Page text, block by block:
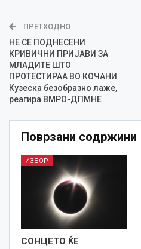
ПРЕТХОДНО
НЕ СЕ ПОДНЕСЕНИ
КРИВИЧНИ ПРИЈАВИ ЗА
МЛАДИТЕ ШТО
ПРОТЕСТИРАА ВО КОЧАНИ
Кузеска безобразно лаже,
реагира ВМРО-ДПМНЕ
Поврзани содржини
ИЗБОР
СОНЦЕТО ЌЕ